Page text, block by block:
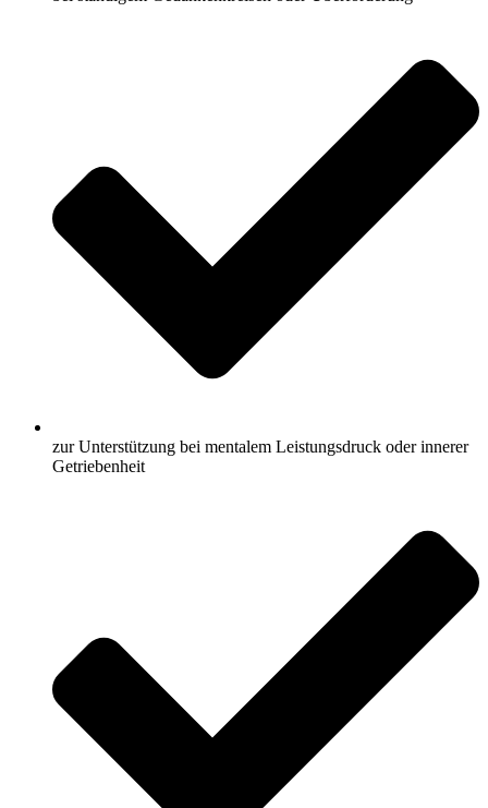
zur Unterstützung bei mentalem Leistungsdruck oder innerer
Getriebenheit